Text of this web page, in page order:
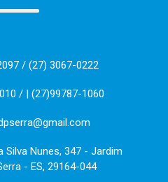
/ (27) 3067-0222
/ | (27)99787-1060
Silva Nunes, 347 - Jardim
- ES, 29164-044